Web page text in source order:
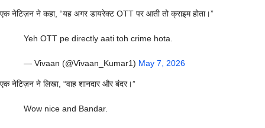
एक नेटिज़न ने कहा, “यह अगर डायरेक्ट OTT पर आती तो क्राइम होता।”
Yeh OTT pe directly aati toh crime hota.
— Vivaan (@Vivaan_Kumar1) May 7, 2026
एक नेटिज़न ने लिखा, “वाह शानदार और बंदर।”
Wow nice and Bandar.